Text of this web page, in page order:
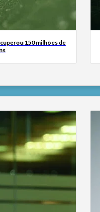
150 milhões de